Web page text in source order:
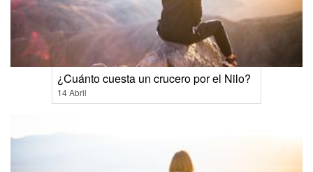
¿Cuánto cuesta un crucero por el Nilo?
14 Abril